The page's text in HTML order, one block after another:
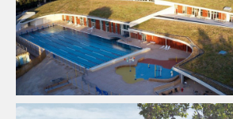
BIM / CIM / TIM Équipement Sportif